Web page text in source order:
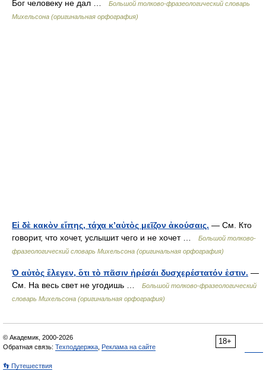
Бог человеку не дал …
Большой толково-фразеологический словарь
Михельсона (оригинальная орфография)
Εἰ δὲ κακὸν εἴπῃς, τάχα κ’αὐτὸς μεῖζον ἀκούσαις. — См. Кто
говорит, что хочет, услышит чего и не хочет …
Большой толково-
фразеологический словарь Михельсона (оригинальная орфография)
Ὁ αὐτὸς ἔλεγεν, ὅτι τὸ πᾶσιν ἠρέσάι δυσχερέστατόν ἐστιν. —
См. На весь свет не угодишь …
Большой толково-фразеологический
словарь Михельсона (оригинальная орфография)
18+
© Академик, 2000-2026
Обратная связь: Техподдержка Реклама на сайте
👣 Путешествия